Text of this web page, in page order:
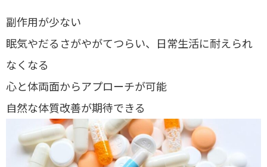
副作用が少ない
眠気やだるさがやがてつらい、日常生活に耐えられ
なくなる
心と体両面からアプローチが可能
自然な体質改善が期待できる